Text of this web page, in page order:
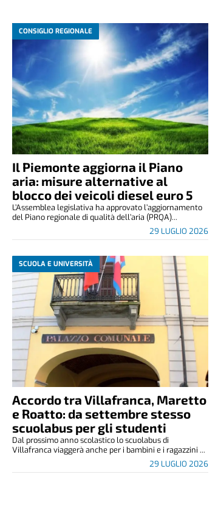
CONSIGLIO REGIONALE
Il Piemonte aggiorna il Piano
aria: misure alternative al
blocco dei veicoli diesel euro 5
29 LUGLIO 2026
L’Assemblea legislativa ha approvato l’aggiornamento
del Piano regionale di qualità dell’aria (PRQA)...
SCUOLA E UNIVERSITÀ
Accordo tra Villafranca, Maretto
e Roatto: da settembre stesso
scuolabus per gli studenti
29 LUGLIO 2026
Dal prossimo anno scolastico lo scuolabus di
Villafranca viaggerà anche per i bambini e i ragazzini ...